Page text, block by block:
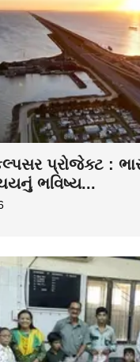
પ્રોજેક્ટ :
ભવિષ્ય...